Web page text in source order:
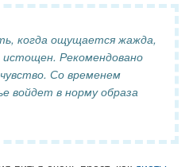
когда ощущается жажда,
Рекомендовано
Со временем
войдет в норму образа